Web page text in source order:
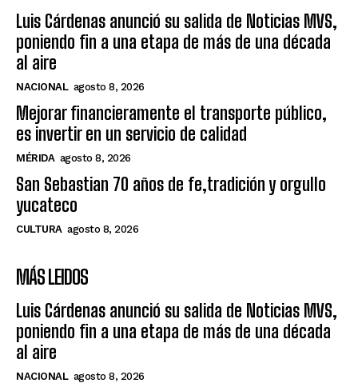
Luis Cárdenas anunció su salida de Noticias MVS,
poniendo fin a una etapa de más de una década
al aire
NACIONAL agosto 8, 2026
Mejorar financieramente el transporte público,
es invertir en un servicio de calidad
MÉRIDA agosto 8, 2026
San Sebastian 70 años de fe,tradición y orgullo
yucateco
CULTURA agosto 8, 2026
MÁS LEIDOS
Luis Cárdenas anunció su salida de Noticias MVS,
poniendo fin a una etapa de más de una década
al aire
NACIONAL agosto 8, 2026